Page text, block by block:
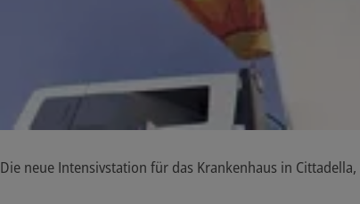
Die neue Intensivstation für das Krankenhaus in